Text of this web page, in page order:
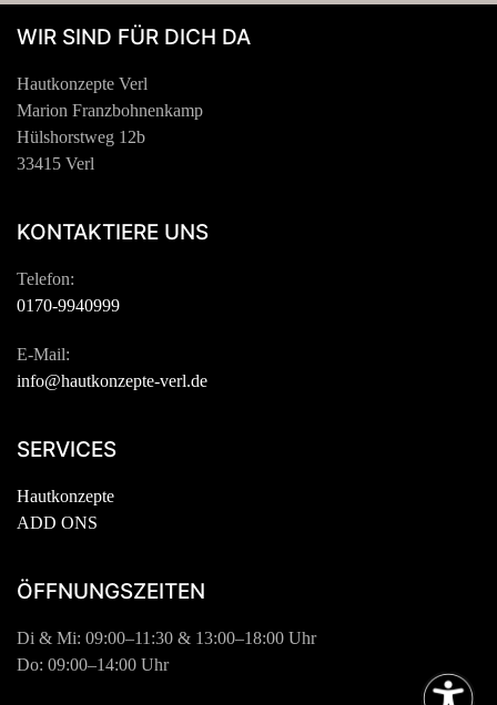
WIR SIND FÜR DICH DA
Hautkonzepte Verl
Marion Franzbohnenkamp
Hülshorstweg 12b
33415 Verl
KONTAKTIERE UNS
Telefon:
0170-9940999
E-Mail:
info@hautkonzepte-verl.de
SERVICES
Hautkonzepte
ADD ONS
ÖFFNUNGSZEITEN
Di & Mi: 09:00–11:30 & 13:00–18:00 Uhr
Do: 09:00–14:00 Uhr